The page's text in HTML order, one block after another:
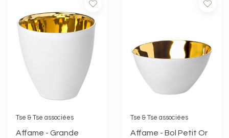
Tse & Tse associées
Affame - Grande
Tse & Tse associées
Affame - Bol Petit Or